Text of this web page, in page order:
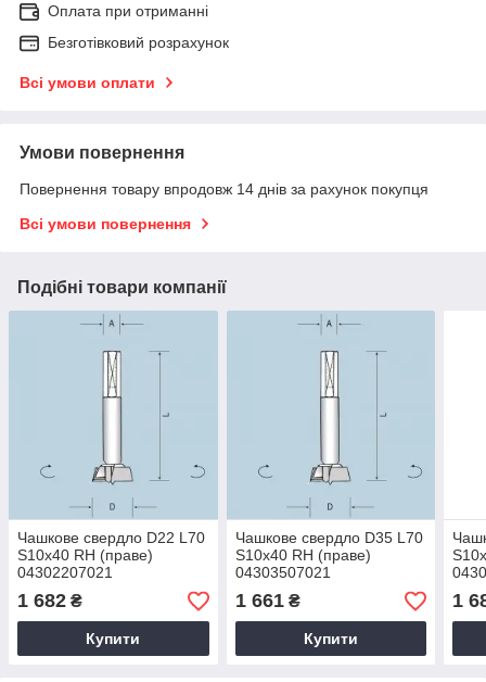
Оплата при отриманні
Безготівковий розрахунок
Всі умови оплати
Умови повернення
Повернення товару впродовж 14 днів за рахунок покупця
Всі умови повернення
Подібні товари компанії
Чашкове свердло D22 L70
S10x40 RH (праве)
04302207021
1 682 ₴
Купити
Чашкове свердло D35 L70
S10x40 RH (праве)
04303507021
1 661₴
Купити
1